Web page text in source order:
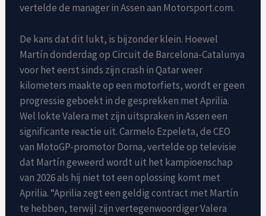
vertelde de manager in Assen aan Motorsport.com.
De kans dat dit lukt, is bijzonder klein. Hoewel
Martín donderdag op Circuit de Barcelona-Catalunya
voor het eerst sinds zijn crash in Qatar weer
kilometers maakte op een motorfiets, wordt er geen
progressie geboekt in de gesprekken met Aprilia.
Wel lokte Valera met zijn uitspraken in Assen een
significante reactie uit. Carmelo Ezpeleta, de CEO
van MotoGP-promotor Dorna, vertelde op televisie
dat Martín geweerd wordt uit het kampioenschap
van 2026 als hij niet tot een oplossing komt met
Aprilia. “Aprilia zegt een geldig contract met Martín
te hebben, terwijl zijn vertegenwoordiger Valera